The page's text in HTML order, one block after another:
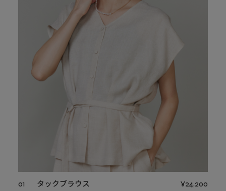
01 タックブラウス ¥24,200